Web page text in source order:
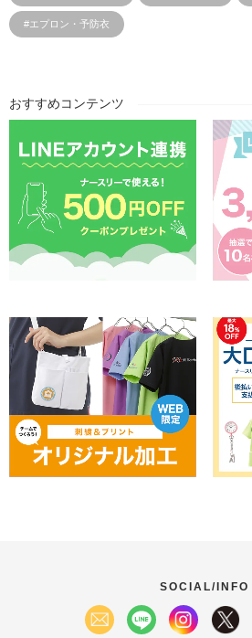
#エプロン・予防衣
おすすめコンテンツ
SOCIAL/INFO